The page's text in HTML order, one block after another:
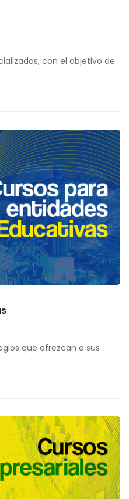
con el objetivo de
que ofrezcan a sus